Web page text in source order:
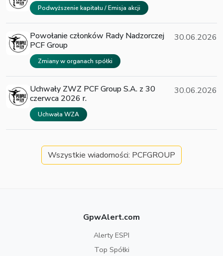
Podwyższenie kapitału / Emisja akcji
Powołanie członków Rady Nadzorczej
PCF Group
Zmiany w organach spółki
30.06.2026
Uchwały ZWZ PCF Group S.A. z 30
czerwca 2026 r.
Uchwała WZA
30.06.2026
Wszystkie wiadomości: PCFGROUP
GpwAlert.com
Alerty ESPI
Top Spółki